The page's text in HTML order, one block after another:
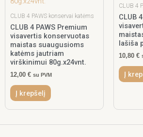
CLUB 4 PAWS konservai katėms
CLUB 4 PAWS Premium
visavertis konservuotas
maistas suaugusioms
katėms jautriam
virškinimui 80g.x24vnt.
12,00 € su PVM
Į krepšelį
CLUB 4
CLUB
lašiša
10,80 €
Į